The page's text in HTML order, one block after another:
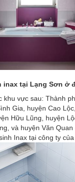
inax tại Lạng Sơn ở
khu vực sau: Thành
Gia, huyện Cao
Hữu Lũng, huyện
và huyện Văn
Inax tại công ty của